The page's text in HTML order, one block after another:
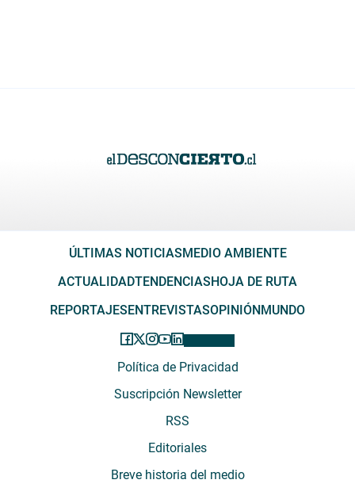
ÚLTIMAS NOTICIASMEDIO AMBIENTE
ACTUALIDADTENDENCIASHOJA DE RUTA
REPORTAJESENTREVISTASOPINIÓNMUNDO
Política de Privacidad
Suscripción Newsletter
RSS
Editoriales
Breve historia del medio